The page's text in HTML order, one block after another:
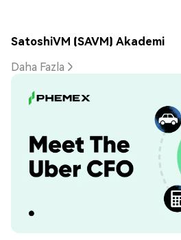
SatoshiVM (SAVM) Akademi
Daha Fazla